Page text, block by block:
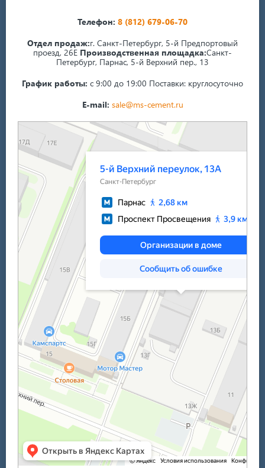
Телефон: 8 (812) 679-06-70
Отдел продаж:г. Санкт-Петербург, 5-й Предпортовый
проезд, 26Е Производственная площадка:Санкт-
Петербург, Парнас, 5-й Верхний пер., 13
График работы: с 9:00 до 19:00 Поставки: круглосуточно
E-mail: sale@ms-cement.ru
Санкт‑Петербург
5-й Верхний переулок, 13А на карте Санкт‑Петербурга — Яндекс Карты